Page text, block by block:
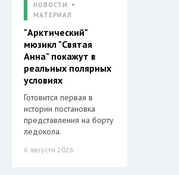
НОВОСТИ
МАТЕРИАЛ
"Арктический"
мюзикл "Святая
Анна" покажут в
реальных полярных
условиях
Готовится первая в
истории постановка
представления на борту
ледокола.
6 августа 2026